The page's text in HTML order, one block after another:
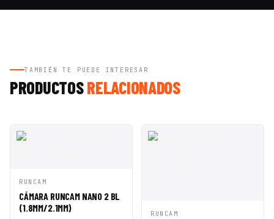
TAMBIÉN TE PUEDE INTERESAR
PRODUCTOSRELACIONADOS
VISTA
RÁPIDA
CESTA
RUNCAM
CÁMARA RUNCAM NANO 2 BL
(1.8MM/2.1MM)
VISTA
RUNCAM